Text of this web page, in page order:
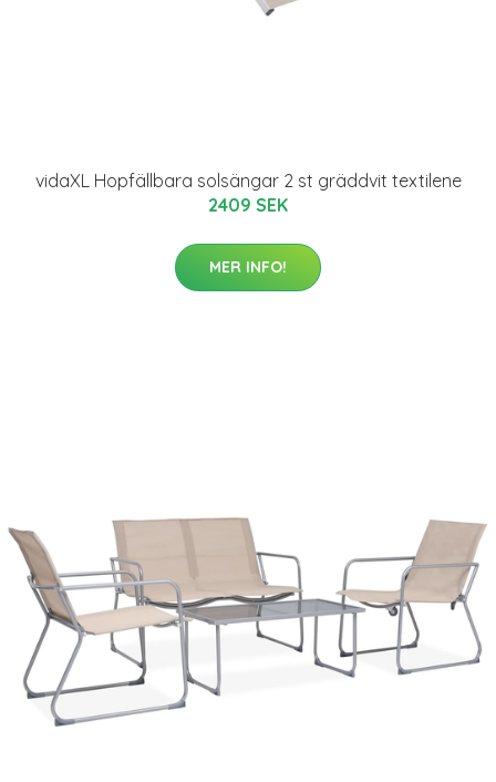
vidaXL Hopfällbara solsängar 2 st gräddvit textilene
2409 SEK
MER INFO!